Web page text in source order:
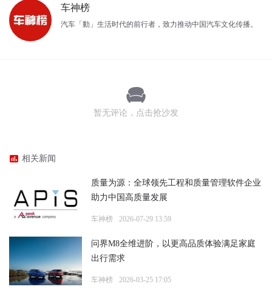
车神榜
汽车「動」生活时代的前行者，致力推动中国汽车文化传播。
暂无评论，点击抢沙发
相关新闻
质量为源：全球领先工程和质量管理软件企业
助力中国高质量发展
车神榜 2026-07-29 13:59
问界M8全维进阶，以更高品质体验满足家庭
出行需求
车神榜 2026-03-25 17:05